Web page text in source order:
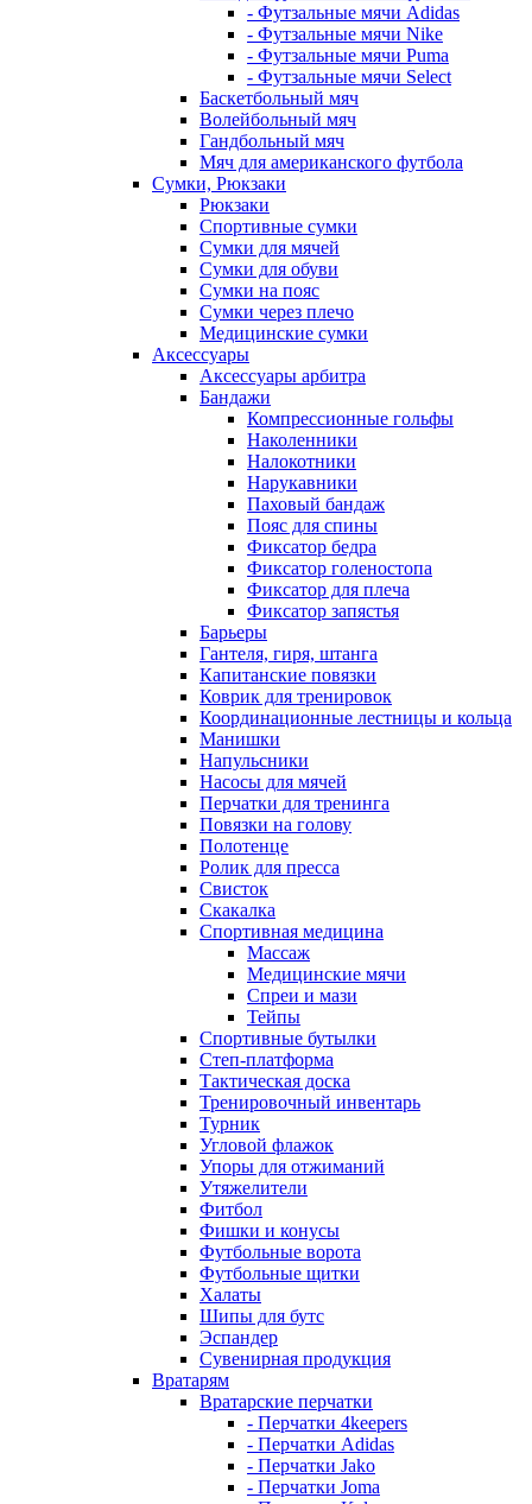
- Футзальные мячи Adidas
- Футзальные мячи Nike
- Футзальные мячи Puma
- Футзальные мячи Select
Баскетбольный мяч
Волейбольный мяч
Гандбольный мяч
Мяч для американского футбола
Сумки, Рюкзаки
Рюкзаки
Спортивные сумки
Сумки для мячей
Сумки для обуви
Сумки на пояс
Сумки через плечо
Медицинские сумки
Аксессуары
Аксессуары арбитра
Бандажи
Компрессионные гольфы
Наколенники
Налокотники
Нарукавники
Паховый бандаж
Пояс для спины
Фиксатор бедра
Фиксатор голеностопа
Фиксатор для плеча
Фиксатор запястья
Барьеры
Гантеля, гиря, штанга
Капитанские повязки
Коврик для тренировок
Координационные лестницы и кольца
Манишки
Напульсники
Насосы для мячей
Перчатки для тренинга
Повязки на голову
Полотенце
Ролик для пресса
Свисток
Скакалка
Спортивная медицина
Массаж
Медицинские мячи
Спреи и мази
Тейпы
Спортивные бутылки
Степ-платформа
Тактическая доска
Тренировочный инвентарь
Турник
Угловой флажок
Упоры для отжиманий
Утяжелители
Фитбол
Фишки и конусы
Футбольные ворота
Футбольные щитки
Халаты
Шипы для бутс
Эспандер
Сувенирная продукция
Вратарям
Вратарские перчатки
- Перчатки 4keepers
- Перчатки Adidas
- Перчатки Jako
- Перчатки Joma